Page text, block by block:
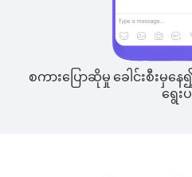
စကားပြောဆိုမှု ခေါင်းစီးမှနေ
ရွေးပါ